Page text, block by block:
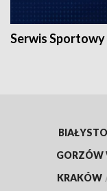
Serwis Sportowy
GORZÓW
KRAKÓW